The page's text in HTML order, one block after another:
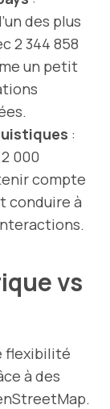
des plus
2 344 858
un petit
:
000
compte
conduire à
vs
flexibilité
à des